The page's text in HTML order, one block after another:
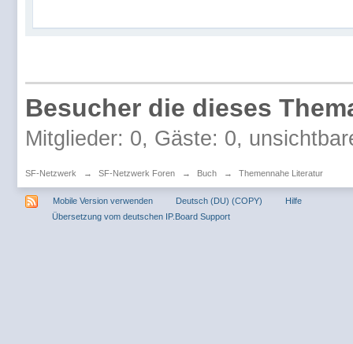
Besucher die dieses
Mitglieder: 0, Gäste: 0,
SF-Netzwerk → SF-Netzwerk Foren → Buch → Themennahe Literatur
Mobile Version verwenden Deutsch (DU) (COPY)
Hilfe
Übersetzung vom deutschen IP.Board Support